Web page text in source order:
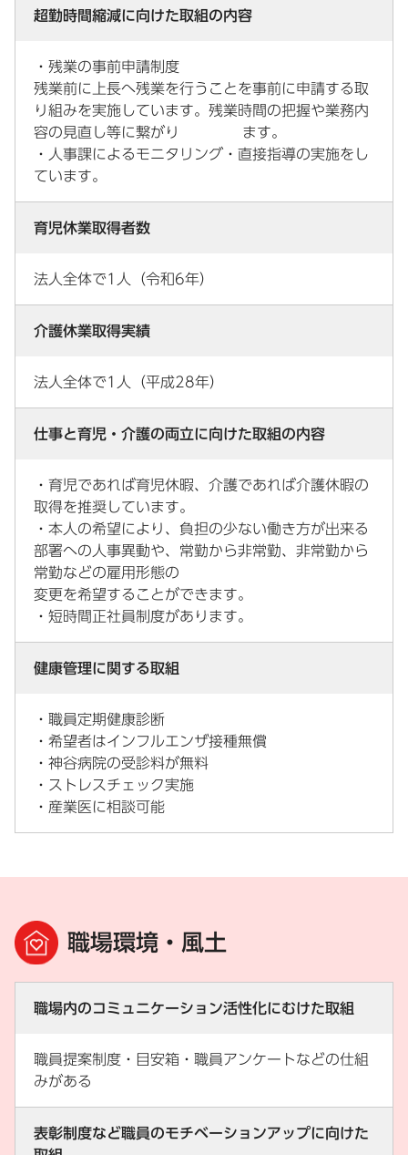
超勤時間縮減に向けた取組の内容
・残業の事前申請制度
残業前に上長へ残業を行うことを事前に申請する取
り組みを実施しています。残業時間の把握や業務内
容の見直し等に繋がり ます。
・人事課によるモニタリング・直接指導の実施をし
ています。
育児休業取得者数
法人全体で1人（令和6年）
介護休業取得実績
法人全体で1人（平成28年）
仕事と育児・介護の両立に向けた取組の内容
・育児であれば育児休暇、介護であれば介護休暇の
取得を推奨しています。
・本人の希望により、負担の少ない働き方が出来る
部署への人事異動や、常勤から非常勤、非常勤から
常勤などの雇用形態の
変更を希望することができます。
・短時間正社員制度があります。
健康管理に関する取組
・職員定期健康診断
・希望者はインフルエンザ接種無償
・神谷病院の受診料が無料
・ストレスチェック実施
・産業医に相談可能
職場環境・風土
職場内のコミュニケーション活性化にむけた取組
職員提案制度・目安箱・職員アンケートなどの仕組
みがある
表彰制度など職員のモチベーションアップに向けた